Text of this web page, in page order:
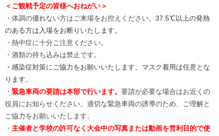
＜ご観戦予定の皆様へおねがい＞
・体調の優れない方はご来場をお控えください。 37.5℃以上の発熱
のある方は入場をお断りいたします。
・熱中症に十分ご注意ください。
・酒類の持ち込みは禁止です。
・感染症対策にご協力をお願いいたします。マスク着用は任意とな
ります。
・ 緊急車両の要請は本部で行います。 要請が必要な場合はお近くの
役員にお知らせください。適切な緊急車両の誘導のため、ご理解と
ご協力をお願いいたします。
・ 主催者と学校の許可なく大会中の写真または動画を営利目的で使